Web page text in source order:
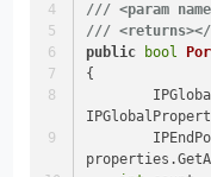
/// <param
/// <returns>
public
bool
{